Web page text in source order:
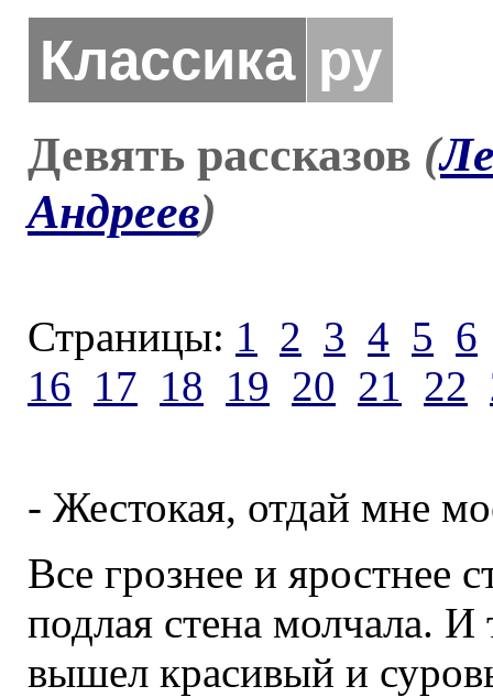
Классика ру
Девять рассказов (
Андреев)
Страницы: 1 2 3 4 5 6
16 17 18 19 20 21 22
- Жестокая, отдай мне
Все грознее и яростнее
подлая стена молчала. И
вышел красивый и